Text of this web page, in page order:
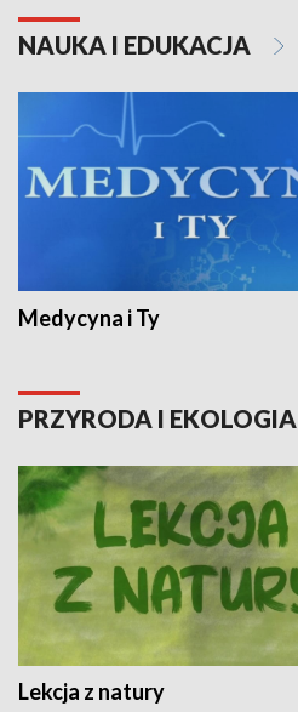
NAUKA I EDUKACJA
Medycyna i Ty
PRZYRODA I EKOLOGIA
Lekcja z natury